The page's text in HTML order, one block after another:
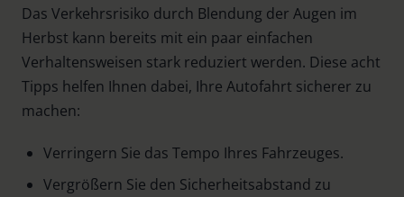
Das Verkehrsrisiko durch Blendung der Augen im
Herbst kann bereits mit ein paar einfachen
Verhaltensweisen stark reduziert werden. Diese acht
Tipps helfen Ihnen dabei, Ihre Autofahrt sicherer zu
machen:
Verringern Sie das Tempo Ihres Fahrzeuges.
Vergrößern Sie den Sicherheitsabstand zu